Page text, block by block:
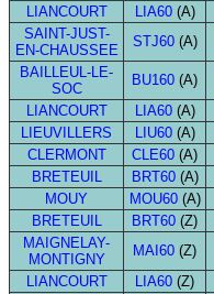
LIANCOURT LIA60(A)
SAINT-JUST-
EN-CHAUSSEE
STJ60(A)
BAILLEUL-LE-
SOC
BU160 (A)
LIANCOURT
LIA60(A)
LIEUVILLERS
LIU60(A)
CLERMONT
CLE60 (A)
BRETEUIL
BRT60(A)
MOUY
MOU60(A)
BRETEUIL
BRT60 (Z)
MAIGNELAY-
MONTIGNY
MAI60 (Z)
LIANCOURT
LIA60 (Z)